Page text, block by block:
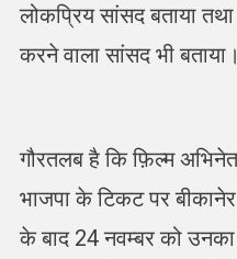
लोकप्रिय सांसद बताया
करने वाला सांसद भी बताया।
गौरतलब है कि फ़िल्म
भाजपा के टिकट पर
के बाद 24 नवम्बर को उनका